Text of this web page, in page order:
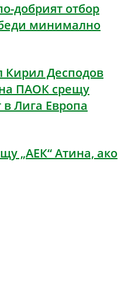
добрият отбор
минимално
Кирил Десподов
ПАОК срещу
Лига Европа
„АЕК“ Атина, ако